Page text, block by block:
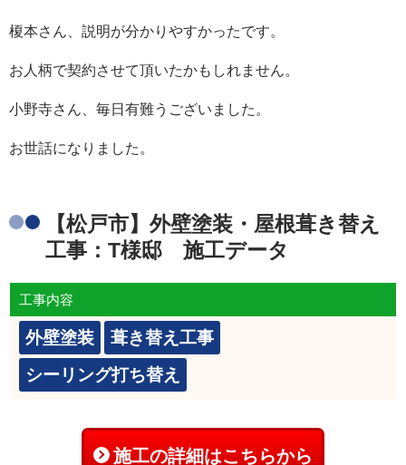
榎本さん、説明が分かりやすかったです。
お人柄で契約させて頂いたかもしれません。
小野寺さん、毎日有難うございました。
お世話になりました。
【松戸市】外壁塗装・屋根葺き替え
工事：T様邸 施工データ
工事内容
外壁塗装
葺き替え工事
シーリング打ち替え
施工の詳細はこちらから